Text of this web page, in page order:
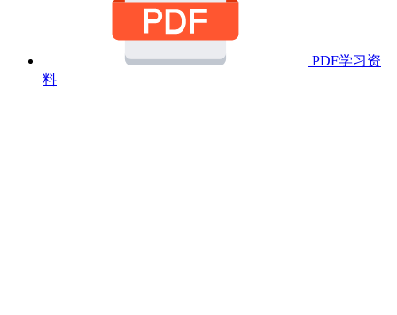
PDF学习资
料